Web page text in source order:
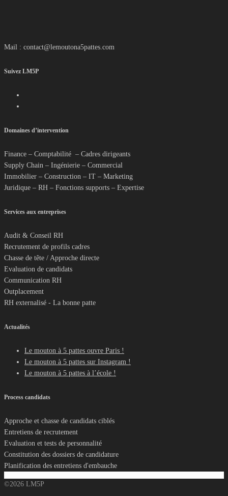
Mail : contact@lemoutona5pattes.com
Suivez LM5P
Domaines d’intervention
Finance – Comptabilité – Cadres dirigeants
Supply Chain – Ingénierie – Commercial
Immobilier – Construction – IT – Marketing
Juridique – RH – Fonctions supports – Expertise
Services aux entreprises
Audit & Conseil RH
Recrutement de profils cadres
Chasse de tête / Approche directe
Evaluation de candidats
Communication RH
Outplacement
RH externalisé - La bonne patte
Actualités
Le mouton à 5 pattes ouvre Paris !
Le mouton à 5 pattes sur Instagram !
Le mouton à 5 pattes à l’école !
Process candidats
Approche et chasse de candidats ciblés
Entretiens de recrutement
Evaluation et tests de personnalité
Constitution des dossiers de candidature
Planification des entretiens d'embauche
©2026 LM5P